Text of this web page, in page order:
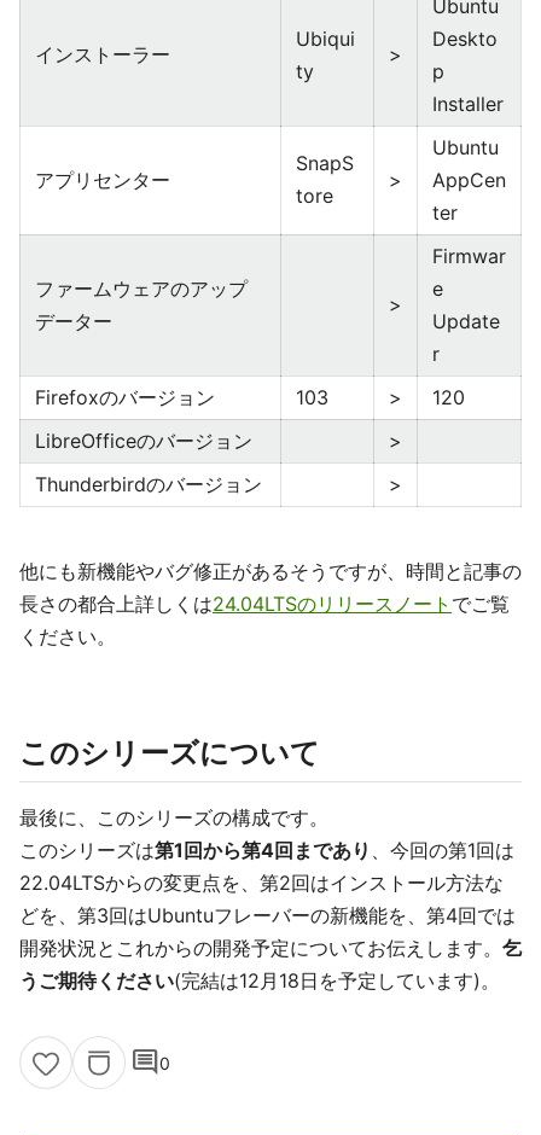
インストーラー
Ubiqui
ty
>
Ubuntu
Deskto
p
Installer
アプリセンター
SnapS
tore
>
Ubuntu
AppCen
ter
ファームウェアのアップ
データー
>
Firmwar
e
Update
r
Firefoxのバージョン
103 >
120
LibreOfficeのバージョン
>
Thunderbirdのバージョン
>
他にも新機能やバグ修正があるそうですが、時間と記事の
長さの都合上詳しくは24.04LTSのリリースノート でご覧
ください。
このシリーズについて
最後に、このシリーズの構成です。
このシリーズは第1回から第4回まであり 、今回の第1回は
22.04LTSからの変更点を、第2回はインストール方法な
どを、第3回はUbuntuフレーバーの新機能を、第4回では
開発状況とこれからの開発予定についてお伝えします。 乞
うご期待ください(完結は12月18日を予定しています)。
comment0